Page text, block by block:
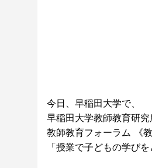
今日、早稲田大学で、
早稲田大学教師教育研
教師教育フォーラム 《
「授業で子どもの学び